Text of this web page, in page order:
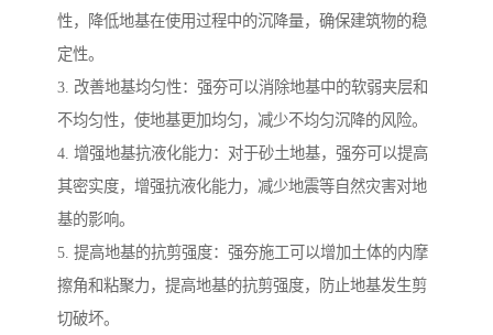
性，降低地基在使用过程中的沉降量，确保建筑物的稳
定性。
3. 改善地基均匀性：强夯可以消除地基中的软弱夹层和
不均匀性，使地基更加均匀，减少不均匀沉降的风险。
4. 增强地基抗液化能力：对于砂土地基，强夯可以提高
其密实度，增强抗液化能力，减少地震等自然灾害对地
基的影响。
5. 提高地基的抗剪强度：强夯施工可以增加土体的内摩
擦角和粘聚力，提高地基的抗剪强度，防止地基发生剪
切破坏。